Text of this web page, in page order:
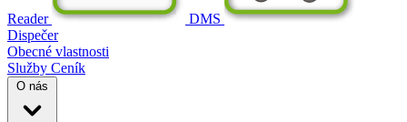
Reader
DMS
Dispečer
Obecné vlastnosti
Služby Ceník
O nás